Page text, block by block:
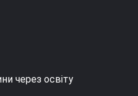
через освіту